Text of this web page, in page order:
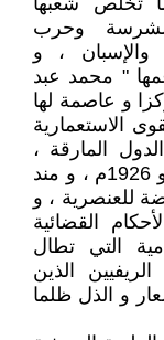
الشرسة وحرب
والإسبان ، و
" محمد عبد
و عاصمة لها
الاستعمارية
المارقة ،
وبذلك تم نفي زعيمها و حُلَّها في 27 مايو 1926م ، و مند
للعنصرية ، و
القضائية
التي تطال
الذين
و الذل ظلما